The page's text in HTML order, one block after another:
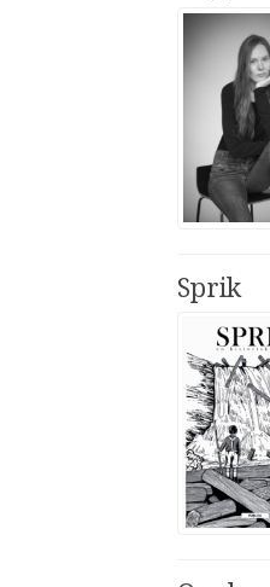
Sprik